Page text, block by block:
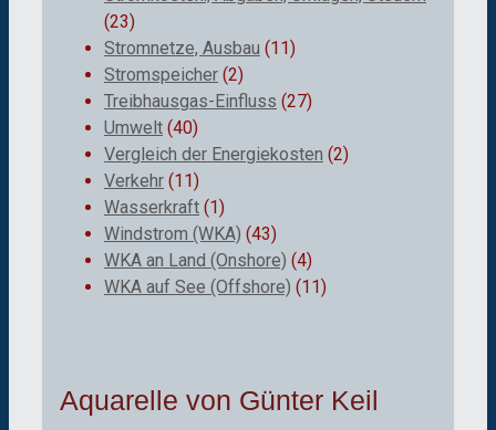
(23)
Stromnetze, Ausbau (11)
Stromspeicher (2)
Treibhausgas-Einfluss (27)
Umwelt (40)
Vergleich der Energiekosten (2)
Verkehr (11)
Wasserkraft (1)
Windstrom (WKA) (43)
WKA an Land (Onshore) (4)
WKA auf See (Offshore) (11)
Aquarelle von Günter Keil